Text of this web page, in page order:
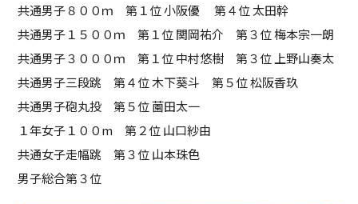
共通男子８００ｍ 第１位 小阪優 第４位 太田幹
共通男子１５００ｍ 第１位 関岡祐介 第３位 梅本宗一朗
共通男子３０００ｍ 第１位 中村悠樹 第３位 上野山奏太
共通男子三段跳 第４位 木下葵斗 第５位 松阪香玖
共通男子砲丸投 第５位 薗田太一
１年女子１００m 第２位 山口紗由
共通女子走幅跳 第３位 山本珠色
男子総合第３位